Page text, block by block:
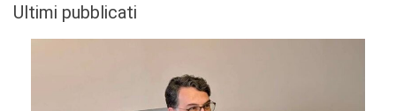
Ultimi pubblicati